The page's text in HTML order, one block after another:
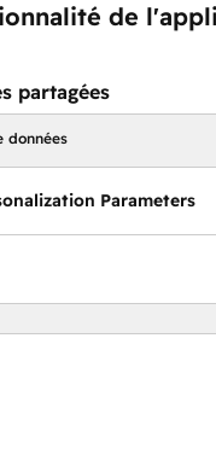
de
partagées
données
Parameters